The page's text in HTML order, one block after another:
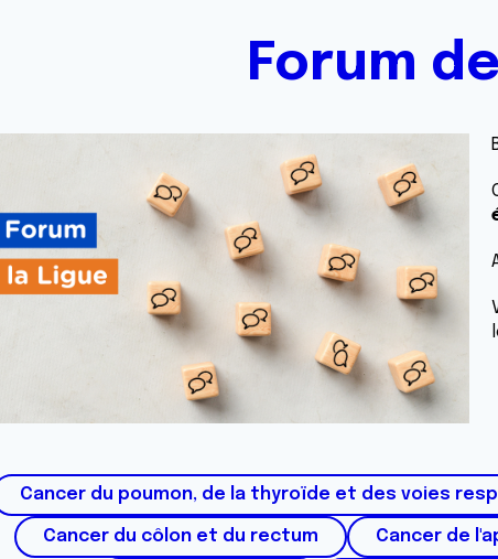
Forum
Cancer du poumon, de la thyroïde et des voies
Cancer du côlon et du rectum Cancer de